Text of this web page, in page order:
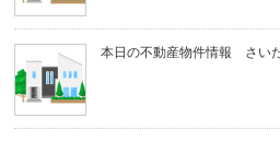
本日の不動産物件情報 さい